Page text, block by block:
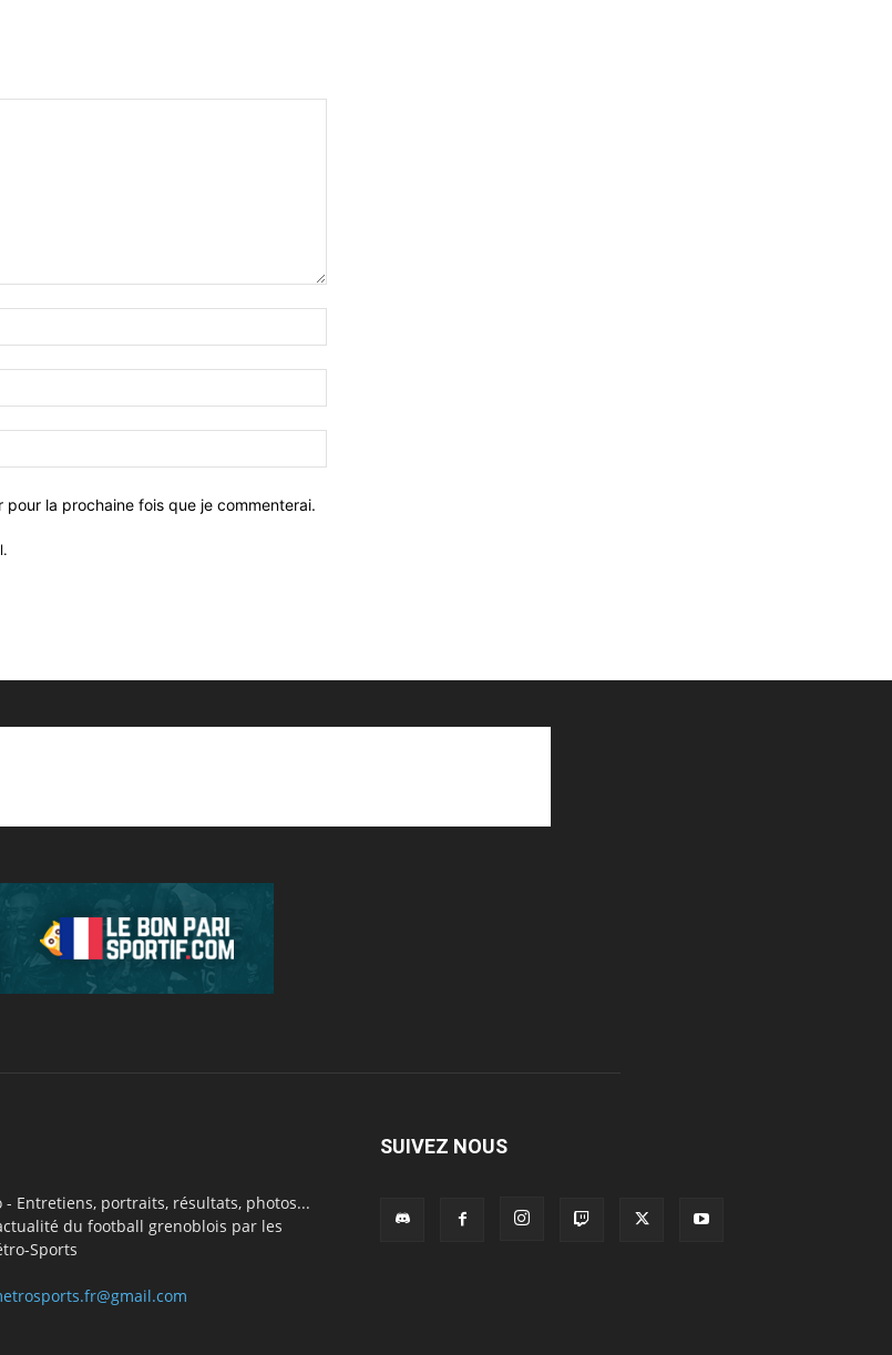
la prochaine fois que je commenterai.
- Entretiens, portraits, résultats, photos...
du football grenoblois par les
Sports
SUIVEZ NOUS